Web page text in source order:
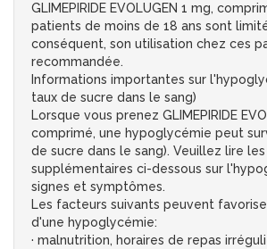
GLIMEPIRIDE EVOLUGEN 1 mg,
patients de moins de 18 ans sont
conséquent, son utilisation chez ces
recommandée.
Informations importantes sur
taux de sucre dans le sang)
Lorsque vous prenez GLIMEPIRIDE
comprimé, une hypoglycémie peut
de sucre dans le sang). Veuillez lire
supplémentaires ci-dessous sur
signes et symptômes.
Les facteurs suivants peuvent
d'une hypoglycémie:
· malnutrition, horaires de repas